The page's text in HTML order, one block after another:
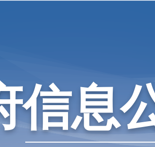
信息